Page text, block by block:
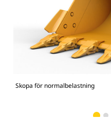
Skopa för normalbelastning